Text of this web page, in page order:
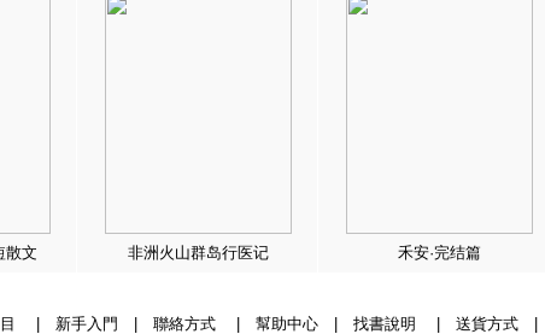
散文 非洲火山群岛行医记 禾安·完结篇
新手入門 聯絡方式| 幫助中心| 找書說明 送貨方式|